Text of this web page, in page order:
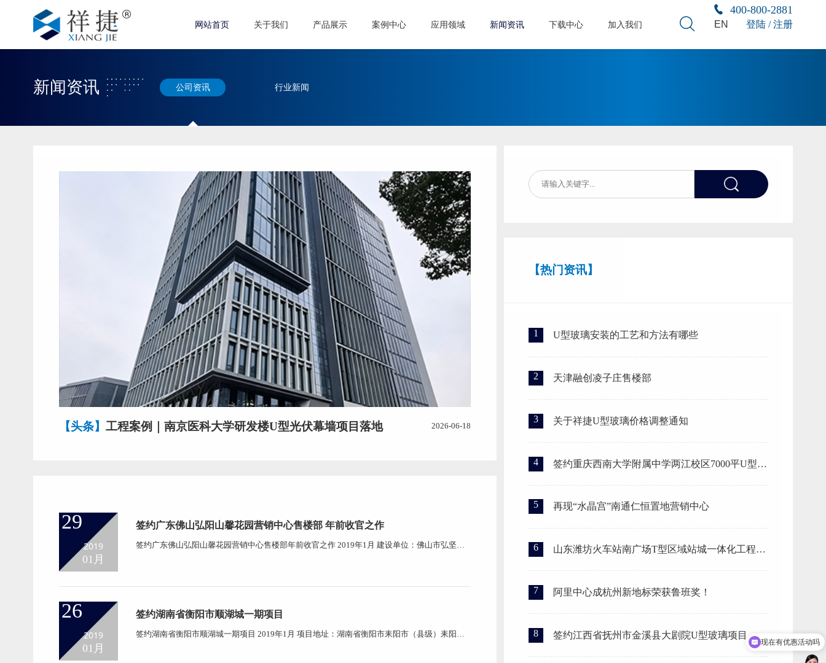
网站首页 关于我们 产品展示 案例中心 应用领域 新闻资讯 下载中心 加入我们 EN 登陆 / 注册
400-800-2881
新闻资讯 公司资讯 行业新闻
【头条】 工程案例｜南京医科大学研发楼U型光伏幕墙项目落地 2026-06-18
29
2019
01月
签约广东佛山弘阳山馨花园营销中心售楼部 年前收官之作
签约广东佛山弘阳山馨花园营销中心售楼部年前收官之作 2019年1月 建设单位：佛山市弘坚房
26
2019
01月
签约湖南省衡阳市顺湖城一期项目
签约湖南省衡阳市顺湖城一期项目 2019年1月 项目地址：湖南省衡阳市耒阳市（县级）耒阳西
【热门资讯】
1 U型玻璃安装的工艺和方法有哪些
2 天津融创凌子庄售楼部
3 关于祥捷U型玻璃价格调整通知
4
签约重庆西南大学附属中学两江校区7000平U型玻
5 再现“水晶宫”南通仁恒置地营销中心
6
山东潍坊火车站南广场T型区域站城一体化工程U
7 阿里中心成杭州新地标荣获鲁班奖！
8 签约江西省抚州市金溪县大剧院U型玻璃项目
现在有优惠活动吗